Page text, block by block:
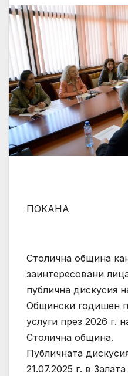
ПОКАНА
Столична община
заинтересовани
публична дискусия
Общински годишен
услуги през 2026 г.
Столична община.
Публичната
21.07.2025 г. в